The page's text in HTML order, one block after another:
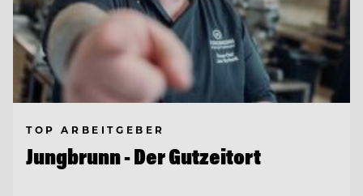
TOP ARBEITGEBER
Jungbrunn - Der Gutzeitort